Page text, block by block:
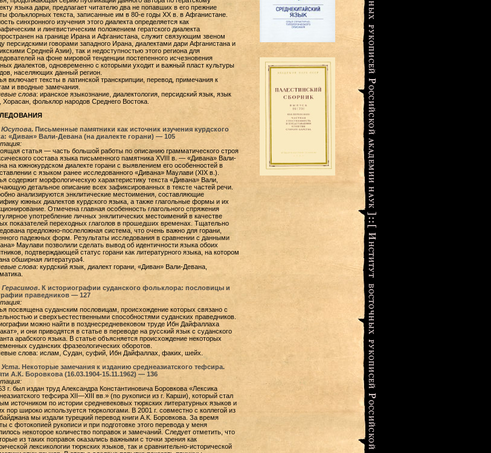
языка дари, предлагает читателю два не попавших в его прежние
фольклорных текста, записанные им в 80-е годы XX в. в Афганистане.
синхронного изучения этого диалекта определяется как
и лингвистическим положением гератского диалекта
на границе Ирана и Афганистана, служит связующим звеном
персидскими говорами западного Ирана, диалектами дари Афганистана и
Средней Азии), так и недоступностью этого региона для
на фоне мировой тенденции постепенного исчезновения
диалектов, одновременно с которыми уходит и важный пласт культуры
населяющих данный регион.
включает тексты в латинской транскрипции, перевод, примечания к
и вводные замечания.
слова: иранское языкознание, диалектология, персидский язык, язык
Хорасан, фольклор народов Среднего Востока.
Юсупова. Письменные памятники как источник изучения курдского
«Диван» Вали-Девана (на диалекте горани) — 105
статья — часть большой работы по описанию грамматического строя
состава языка письменного памятника XVIII в. — «Дивана» Вали-
на южнокурдском диалекте горани с выявлением его особенностей в
с языком ранее исследованного «Дивана» Маулави (XIX в.).
содержит морфологическую характеристику текста «Дивана» Вали,
детальное описание всех зафиксированных в тексте частей речи.
анализируются энклитические местоимения, составляющие
южных диалектов курдского языка, а также глагольные формы и их
Отмечена главная особенность глагольного спряжения
употребление личных энклитических местоимений в качестве
показателей переходных глаголов в прошедших временах. Тщательно
предложно-послеложная система, что очень важно для горани,
падежных форм. Результаты исследования в сравнении с данными
Маулави позволили сделать вывод об идентичности языка обоих
подтверждающей статус горани как литературного языка, на котором
обширная литература4.
слова: курдский язык, диалект горани, «Диван» Вали-Девана,
. К историографии суданского фольклора: пословицы и
праведников — 127
посвящена суданским пословицам, происхождение которых связано с
и сверхъестественными способностями суданских праведников.
можно найти в позднесредневековом труде Ибн Дайфаллаха
и они приводятся в статье в переводе на русский язык с суданского
арабского языка. В статье объясняется происхождение некоторых
суданских фразеологических оборотов.
слова: ислам, Судан, суфий, Ибн Дайфаллах, факих, шейх.
Уста. Некоторые замечания к изданию среднеазиатского тефсира.
А.К. Боровкова (16.03.1904-15.11.1962) — 136
г. был издан труд Александра Константиновича Боровкова «Лексика
тефсира XII—XIII вв.» (по рукописи из г. Карши), который стал
источником по истории средневековых тюркских литературных языков и
пор широко используется тюркологами. В 2001 г. совместно с коллегой из
мы издали турецкий перевод книги А.К. Боровкова. За время
с фотокопией рукописи и при подготовке этого перевода у меня
некоторое количество поправок и замечаний. Следует отметить, что
из таких поправок оказались важными с точки зрения как
лексикологии тюркских языков, так и сравнительно-исторической